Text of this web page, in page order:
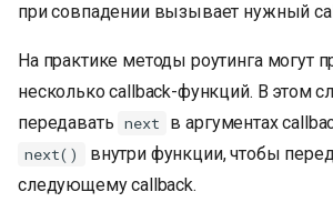
при совпадении вызывает нужный
На практике методы роутинга могут
несколько callback-функций. В этом
передавать next в аргументах
next()
внутри функции, чтобы
следующему callback.